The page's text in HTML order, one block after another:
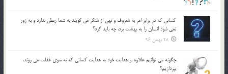
كساني كه در برابر امر به معروف و نهي از منكر مي گويند به شما ربطي ندارد و به زور
نمي شود انسان را به بهشت برد، چه بايد كرد؟
28 بهمن 96
چگونه مي توانيم علاوه بر هدايت خود به هدايت كساني كه به سوي غفلت مي روند،
بپردازيم؟